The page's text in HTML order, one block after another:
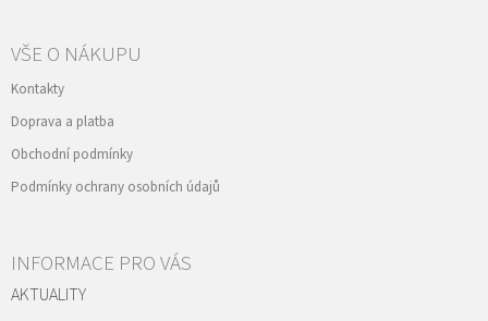
VŠE O NÁKUPU
Kontakty
Doprava a platba
Obchodní podmínky
Podmínky ochrany osobních údajů
INFORMACE PRO VÁS
AKTUALITY